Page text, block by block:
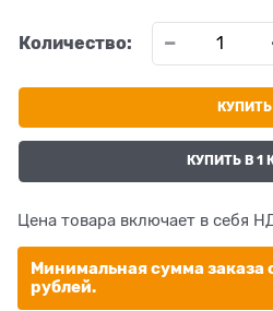
Количество:
КУПИТЬ
КУПИТЬ В 1
Цена товара включает в себя
Минимальная сумма заказа
рублей.